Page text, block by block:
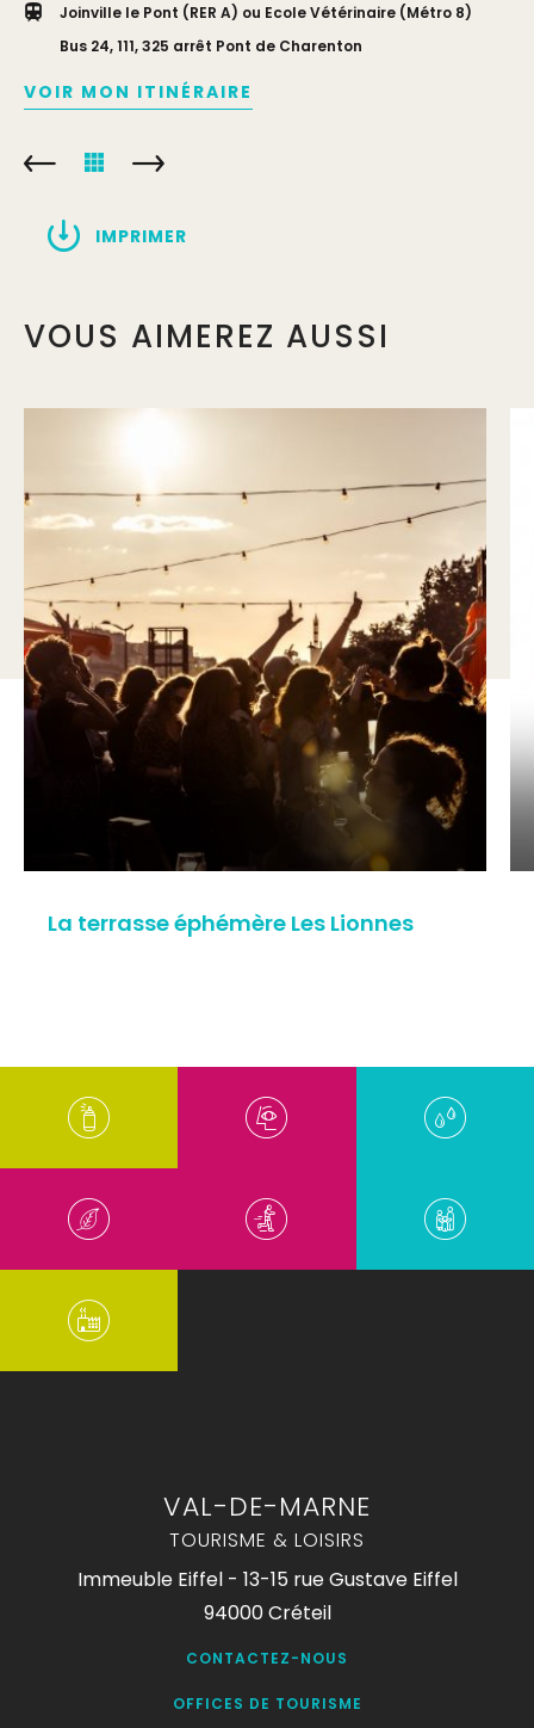
Joinville le Pont (RER A) ou Ecole Vétérinaire (Métro 8)
Bus 24, 111, 325 arrêt Pont de Charenton
VOIR MON ITINÉRAIRE
IMPRIMER
VOUS AIMEREZ AUSSI
La terrasse éphémère Les Lionnes
VAL-DE-MARNE
TOURISME & LOISIRS
Immeuble Eiffel - 13-15 rue Gustave Eiffel
94000 Créteil
CONTACTEZ-NOUS
OFFICES DE TOURISME